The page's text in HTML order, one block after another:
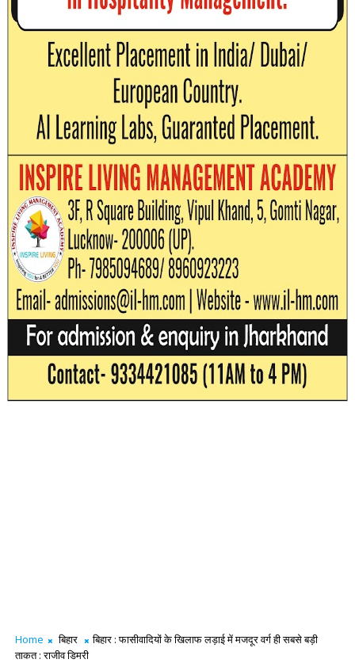
Home बिहार
बिहार : फासीवादियों के खिलाफ लड़ाई में मजदूर वर्ग ही सबसे बड़ी
ताकत : राजीव डिमरी